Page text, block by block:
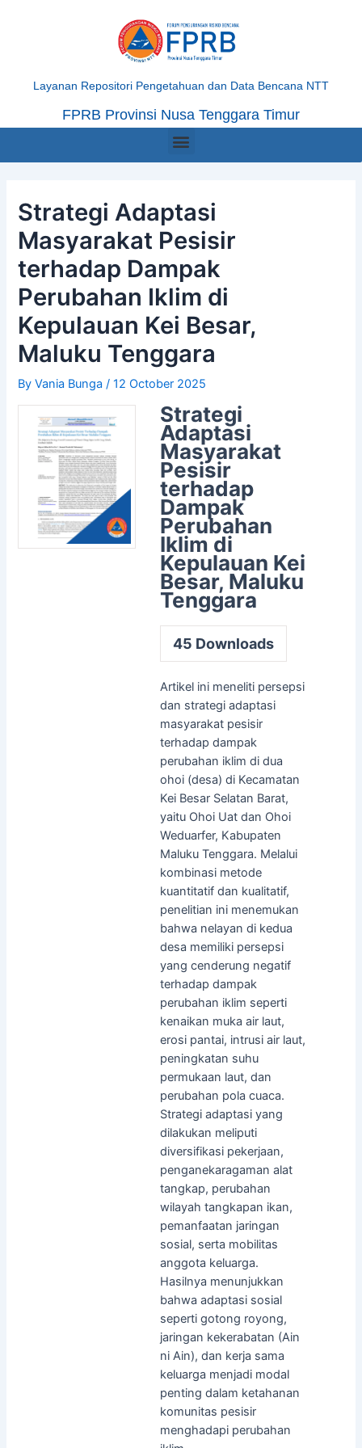
Layanan Repositori Pengetahuan dan Data Bencana NTT
FPRB Provinsi Nusa Tenggara Timur
Menu
Strategi Adaptasi
Masyarakat Pesisir
terhadap Dampak
Perubahan Iklim di
Kepulauan Kei Besar,
Maluku Tenggara
ByVania Bunga/12 October 2025
Strategi
Adaptasi
Masyarakat
Pesisir
terhadap
Dampak
Perubahan
Iklim di
Kepulauan Kei
Besar, Maluku
Tenggara
45 Downloads
Artikel ini meneliti persepsi
dan strategi adaptasi
masyarakat pesisir
terhadap dampak
perubahan iklim di dua
ohoi (desa) di Kecamatan
Kei Besar Selatan Barat,
yaitu Ohoi Uat dan Ohoi
Weduarfer, Kabupaten
Maluku Tenggara. Melalui
kombinasi metode
kuantitatif dan kualitatif,
penelitian ini menemukan
bahwa nelayan di kedua
desa memiliki persepsi
yang cenderung negatif
terhadap dampak
perubahan iklim seperti
kenaikan muka air laut,
erosi pantai, intrusi air laut,
peningkatan suhu
permukaan laut, dan
perubahan pola cuaca.
Strategi adaptasi yang
dilakukan meliputi
diversifikasi pekerjaan,
penganekaragaman alat
tangkap, perubahan
wilayah tangkapan ikan,
pemanfaatan jaringan
sosial, serta mobilitas
anggota keluarga.
Hasilnya menunjukkan
bahwa adaptasi sosial
seperti gotong royong,
jaringan kekerabatan (Ain
ni Ain), dan kerja sama
keluarga menjadi modal
penting dalam ketahanan
komunitas pesisir
menghadapi perubahan